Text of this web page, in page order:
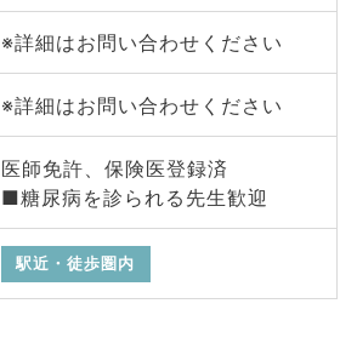
※詳細はお問い合わせください
※詳細はお問い合わせください
医師免許、保険医登録済
■糖尿病を診られる先生歓迎
駅近・徒歩圏内